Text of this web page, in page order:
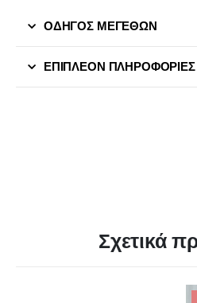
ΟΔΗΓΟΣ ΜΕΓΕΘΩΝ
ΕΠΙΠΛΈΟΝ ΠΛΗΡΟΦΟΡΊΕΣ
Σχετικά